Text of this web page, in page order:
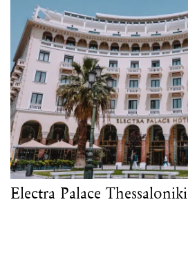
Electra Palace Thessaloniki